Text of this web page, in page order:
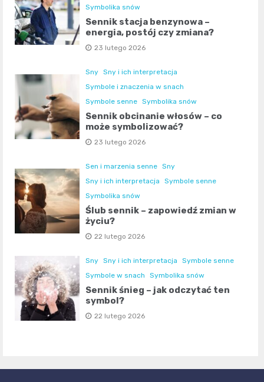
Symbolika snów
Sennik stacja benzynowa –
energia, postój czy zmiana?
23 lutego 2026
Sny Sny i ich interpretacja
Symbole i znaczenia w snach
Symbole senne Symbolika snów
Sennik obcinanie włosów – co
może symbolizować?
23 lutego 2026
Sen i marzenia senne Sny
Sny i ich interpretacja
Symbole senne
Symbolika snów
Ślub sennik – zapowiedź zmian w
życiu?
22 lutego 2026
Sny Sny i ich interpretacja
Symbole senne
Symbole w snach
Symbolika snów
Sennik śnieg – jak odczytać ten
symbol?
22 lutego 2026